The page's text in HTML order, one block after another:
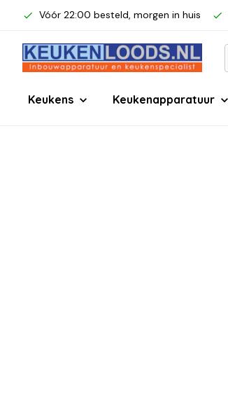
Vóór 22:00 besteld, morgen in huis
Keukens Keukenapparatuur